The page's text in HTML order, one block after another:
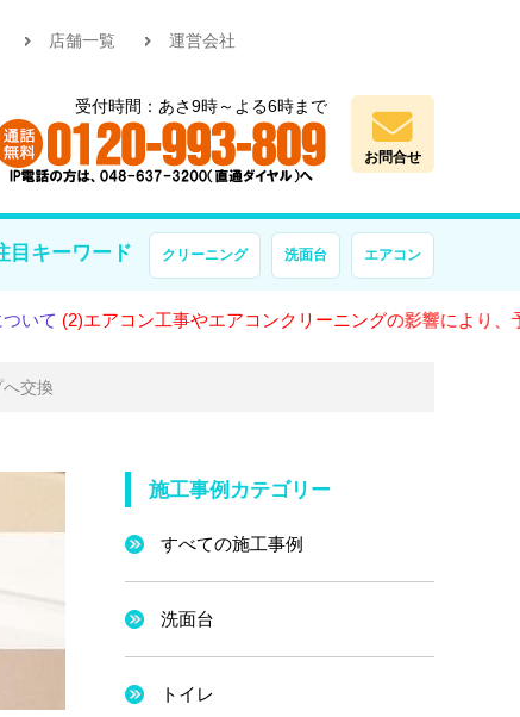
店舗一覧 運営会社
受付時間：あさ9時～よる6時まで
お問合せ
目キーワード クリーニング 洗面台 エアコン
コン工事やエアコンクリーニングの影響により、予約が大変混
交換
施工事例カテゴリー
すべての施工事例
洗面台
トイレ